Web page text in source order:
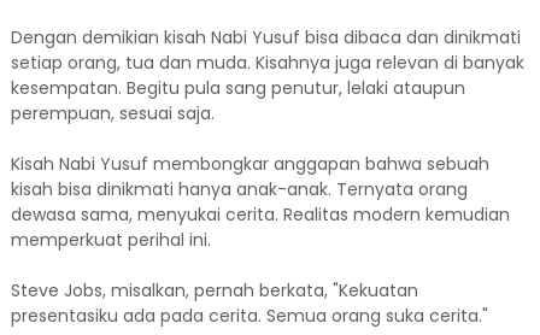
Dengan demikian kisah Nabi Yusuf bisa dibaca dan dinikmati
setiap orang, tua dan muda. Kisahnya juga relevan di banyak
kesempatan. Begitu pula sang penutur, lelaki ataupun
perempuan, sesuai saja.
Kisah Nabi Yusuf membongkar anggapan bahwa sebuah
kisah bisa dinikmati hanya anak-anak. Ternyata orang
dewasa sama, menyukai cerita. Realitas modern kemudian
memperkuat perihal ini.
Steve Jobs, misalkan, pernah berkata, "Kekuatan
presentasiku ada pada cerita. Semua orang suka cerita."